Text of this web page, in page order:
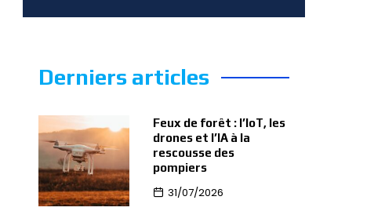
Derniers articles
Feux de forêt : l’IoT, les
drones et l’IA à la
rescousse des
pompiers
31/07/2026